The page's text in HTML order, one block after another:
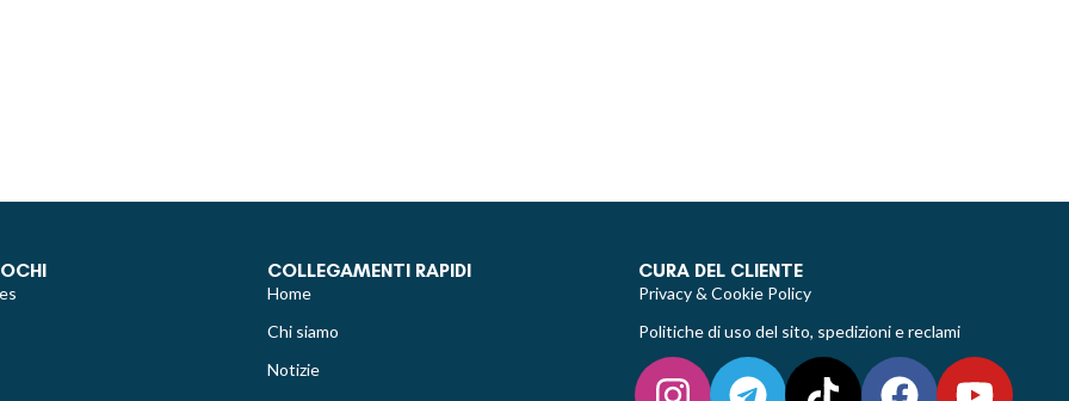
COLLEGAMENTI RAPIDI
Home
Chi siamo
Notizie
CURA DEL CLIENTE
Privacy & Cookie Policy
Politiche di uso del sito, spedizioni e reclami